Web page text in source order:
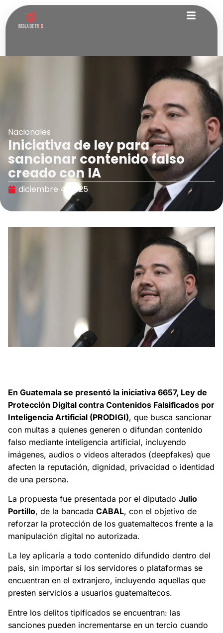
Nacionales
Iniciativa de ley para
sancionar contenido falso
creado con IA
diciembre 4, 2025
En Guatemala se presentó la iniciativa 6657, Ley de
Protección Digital contra Contenidos Falsificados por
Inteligencia Artificial (PRODIGI), que busca sancionar
con multas a quienes generen o difundan contenido
falso mediante inteligencia artificial, incluyendo
imágenes, audios o videos alterados (deepfakes) que
afecten la reputación, dignidad, privacidad o identidad
de una persona.
La propuesta fue presentada por el diputado Julio
Portillo, de la bancada CABAL, con el objetivo de
reforzar la protección de los guatemaltecos frente a la
manipulación digital no autorizada.
La ley aplicaría a todo contenido difundido dentro del
país, sin importar si los servidores o plataformas se
encuentran en el extranjero, incluyendo aquellas que
presten servicios a usuarios guatemaltecos.
Entre los delitos tipificados se encuentran: las
sanciones pueden incrementarse en un tercio cuando